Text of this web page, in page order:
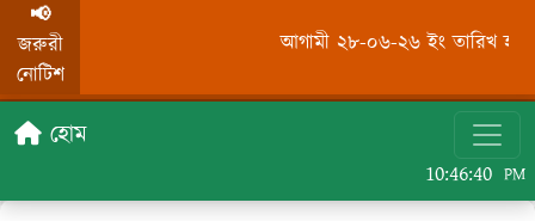
📢
জরুরী
নোটিশ
আগামী ২৮-০৬-২৬ ইং তারিখ
হোম
10:46:40 PM